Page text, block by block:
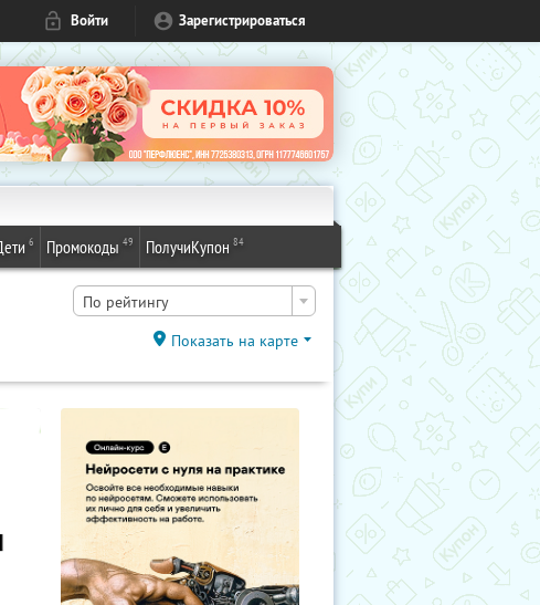
Войти Зарегистрироваться
6 Промокоды 49 ПолучиКупон 84
По рейтингу
Показать на карте